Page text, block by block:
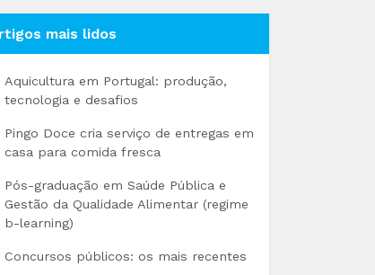
mais lidos
Aquicultura em Portugal: produção,
tecnologia e desafios
Pingo Doce cria serviço de entregas em
casa para comida fresca
Pós-graduação em Saúde Pública e
Gestão da Qualidade Alimentar (regime
b-learning)
Concursos públicos: os mais recentes